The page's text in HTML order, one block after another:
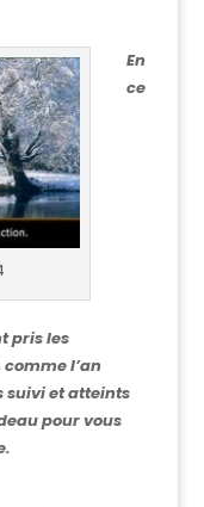
En
ce
pris les
l’an
suivi et atteints
pour vous